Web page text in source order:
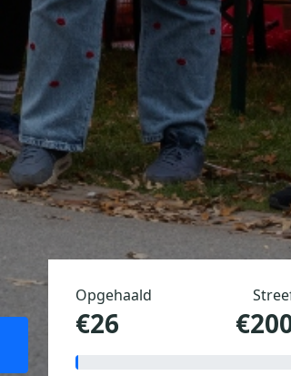
Opgehaald
€26